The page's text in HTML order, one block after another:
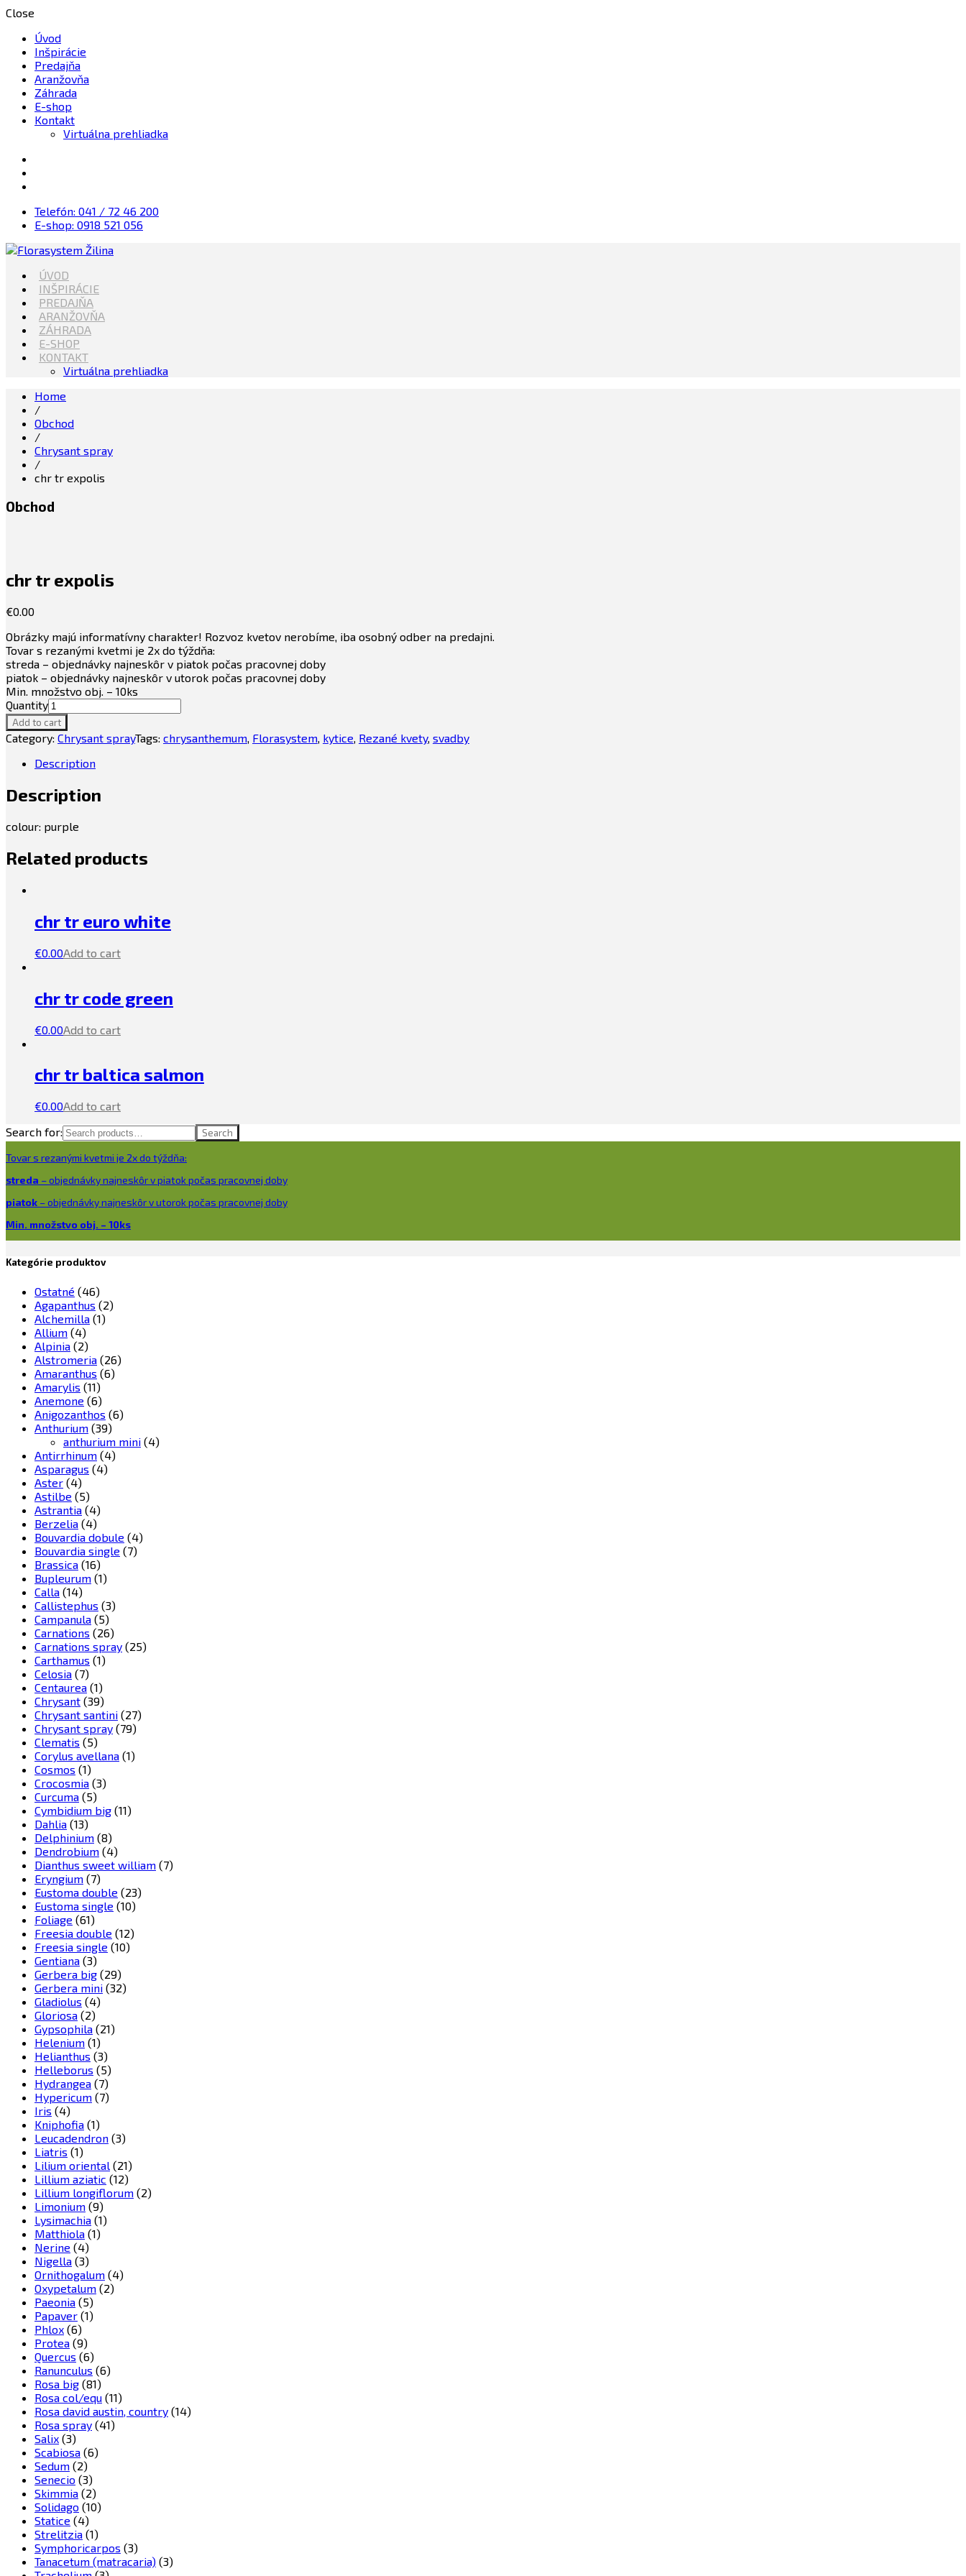
Close
Úvod
Inšpirácie
Predajňa
Aranžovňa
Záhrada
E-shop
Kontakt
Virtuálna prehliadka
Telefón: 041 / 72 46 200
E-shop: 0918 521 056
Florasystem Žilina
Kvety, Sviečky, dekorácie, Záhrada
ÚVOD
INŠPIRÁCIE
PREDAJŇA
ARANŽOVŇA
ZÁHRADA
E-SHOP
KONTAKT
Virtuálna prehliadka
Home
/
Obchod
/
Chrysant spray
/
chr tr expolis
Obchod
chr tr expolis
€0.00
Obrázky majú informatívny charakter! Rozvoz kvetov nerobíme, iba osobný odber na predajni.
Tovar s rezanými kvetmi je 2x do týždňa:
streda – objednávky najneskôr v piatok počas pracovnej doby
piatok – objednávky najneskôr v utorok počas pracovnej doby
Min. množstvo obj. – 10ks
Quantity
Add to cart
Category: Chrysant sprayTags: chrysanthemum, Florasystem, kytice, Rezané kvety, svadby
Description
Description
colour: purple
Related products
chr tr euro white
€0.00Add to cart
chr tr code green
€0.00Add to cart
chr tr baltica salmon
€0.00Add to cart
Search for:
Search
Tovar s rezanými kvetmi je 2x do týždňa:
streda – objednávky najneskôr v piatok počas pracovnej doby
piatok – objednávky najneskôr v utorok počas pracovnej doby
Min. množstvo obj. – 10ks
Kategórie produktov
Ostatné (46)
Agapanthus (2)
Alchemilla (1)
Allium (4)
Alpinia (2)
Alstromeria (26)
Amaranthus (6)
Amarylis (11)
Anemone (6)
Anigozanthos (6)
Anthurium (39)
anthurium mini (4)
Antirrhinum (4)
Asparagus (4)
Aster (4)
Astilbe (5)
Astrantia (4)
Berzelia (4)
Bouvardia dobule (4)
Bouvardia single (7)
Brassica (16)
Bupleurum (1)
Calla (14)
Callistephus (3)
Campanula (5)
Carnations (26)
Carnations spray (25)
Carthamus (1)
Celosia (7)
Centaurea (1)
Chrysant (39)
Chrysant santini (27)
Chrysant spray (79)
Clematis (5)
Corylus avellana (1)
Cosmos (1)
Crocosmia (3)
Curcuma (5)
Cymbidium big (11)
Dahlia (13)
Delphinium (8)
Dendrobium (4)
Dianthus sweet william (7)
Eryngium (7)
Eustoma double (23)
Eustoma single (10)
Foliage (61)
Freesia double (12)
Freesia single (10)
Gentiana (3)
Gerbera big (29)
Gerbera mini (32)
Gladiolus (4)
Gloriosa (2)
Gypsophila (21)
Helenium (1)
Helianthus (3)
Helleborus (5)
Hydrangea (7)
Hypericum (7)
Iris (4)
Kniphofia (1)
Leucadendron (3)
Liatris (1)
Lilium oriental (21)
Lillium aziatic (12)
Lillium longiflorum (2)
Limonium (9)
Lysimachia (1)
Matthiola (1)
Nerine (4)
Nigella (3)
Ornithogalum (4)
Oxypetalum (2)
Paeonia (5)
Papaver (1)
Phlox (6)
Protea (9)
Quercus (6)
Ranunculus (6)
Rosa big (81)
Rosa col/equ (11)
Rosa david austin, country (14)
Rosa spray (41)
Salix (3)
Scabiosa (6)
Sedum (2)
Senecio (3)
Skimmia (2)
Solidago (10)
Statice (4)
Strelitzia (1)
Symphoricarpos (3)
Tanacetum (matracaria) (3)